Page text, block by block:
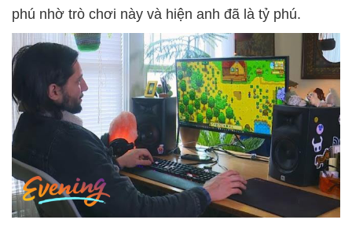
phú nhờ trò chơi này và hiện anh đã là tỷ phú.